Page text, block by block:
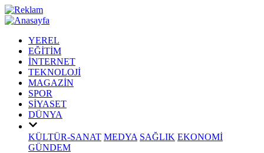
YEREL
EĞİTİM
İNTERNET
TEKNOLOJİ
MAGAZİN
SPOR
SİYASET
DÜNYA
KÜLTÜR-SANAT MEDYA SAĞLIK EKONOMİ
GÜNDEM